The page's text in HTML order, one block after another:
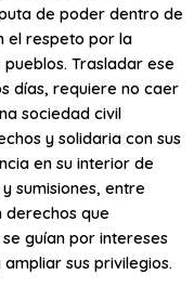
de poder dentro de
el respeto por la
Trasladar ese
días, requiere no caer
sociedad civil
y solidaria con sus
en su interior de
sumisiones, entre
derechos que
guían por intereses
sus privilegios.